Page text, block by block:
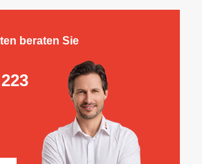
beraten Sie